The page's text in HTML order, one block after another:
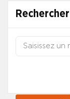
Rechercher